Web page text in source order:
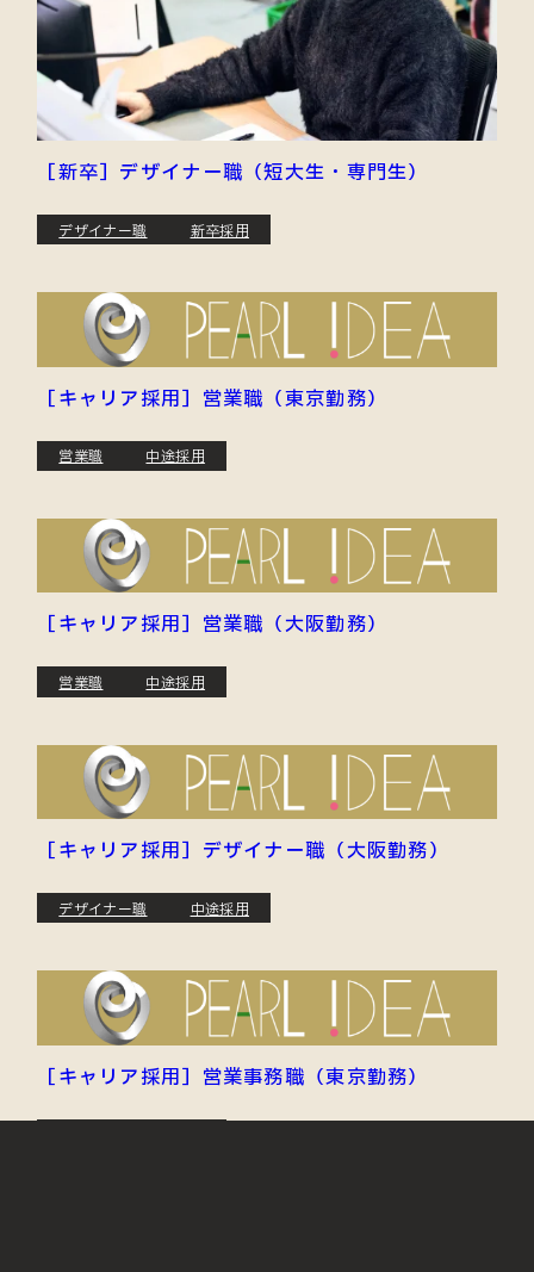
［新卒］デザイナー職（短大生・専門生）
デザイナー職 新卒採用
［キャリア採用］営業職（東京勤務）
営業職 中途採用
［キャリア採用］営業職（大阪勤務）
営業職 中途採用
［キャリア採用］デザイナー職（大阪勤務）
デザイナー職 中途採用
［キャリア採用］営業事務職（東京勤務）